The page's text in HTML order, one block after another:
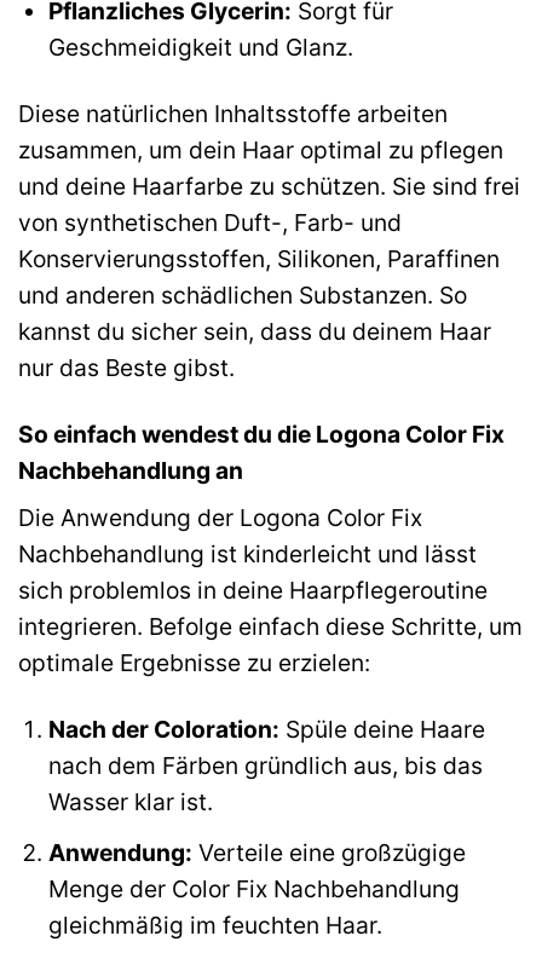
Pflanzliches Glycerin: Sorgt für
Geschmeidigkeit und Glanz.
Diese natürlichen Inhaltsstoffe arbeiten
zusammen, um dein Haar optimal zu pflegen
und deine Haarfarbe zu schützen. Sie sind frei
von synthetischen Duft-, Farb- und
Konservierungsstoffen, Silikonen, Paraffinen
und anderen schädlichen Substanzen. So
kannst du sicher sein, dass du deinem Haar
nur das Beste gibst.
So einfach wendest du die Logona Color Fix
Nachbehandlung an
Die Anwendung der Logona Color Fix
Nachbehandlung ist kinderleicht und lässt
sich problemlos in deine Haarpflegeroutine
integrieren. Befolge einfach diese Schritte, um
optimale Ergebnisse zu erzielen:
Nach der Coloration: Spüle deine Haare
nach dem Färben gründlich aus, bis das
Wasser klar ist.
Anwendung: Verteile eine großzügige
Menge der Color Fix Nachbehandlung
gleichmäßig im feuchten Haar.